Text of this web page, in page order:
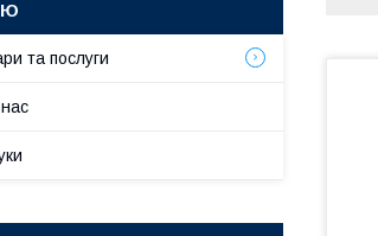
та послуги